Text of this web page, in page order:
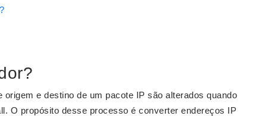
e destino de um pacote IP são alterados quando
O propósito desse processo é converter endereços IP